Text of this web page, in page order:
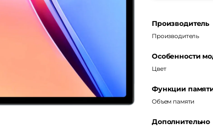
Производитель
Производитель
Особенности
Цвет
Функции
Объем памяти
Дополнительно